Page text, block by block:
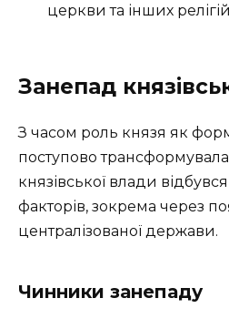
церкви та інших
Занепад
З часом роль князя як
поступово
князівської влади
факторів, зокрема через
централізованої держави.
Чинники занепаду